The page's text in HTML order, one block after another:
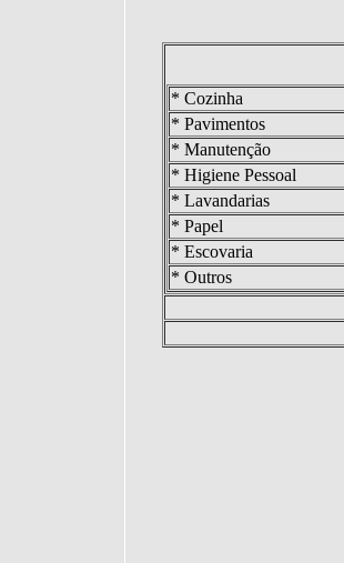
* Cozinha
* Pavimentos
* Manutenção
* Higiene Pessoal
* Lavandarias
* Papel
* Escovaria
* Outros